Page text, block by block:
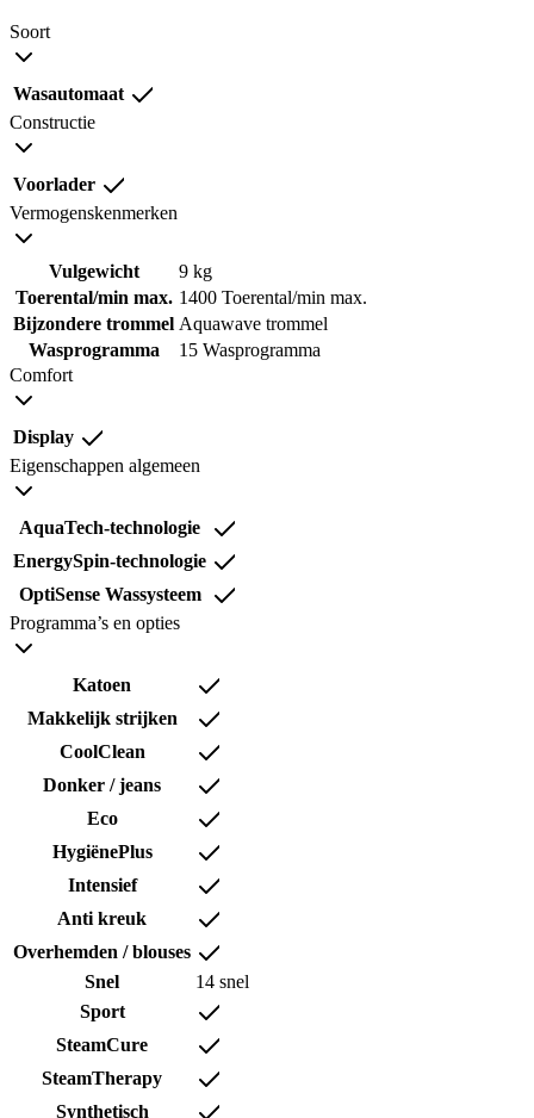
Soort
Wasautomaat
Constructie
Voorlader
Vermogenskenmerken
Vulgewicht
9 kg
Toerental/min max. 1400 Toerental/min max.
Bijzondere trommel Aquawave trommel
Wasprogramma
15 Wasprogramma
Comfort
Display
Eigenschappen algemeen
AquaTech-technologie
EnergySpin-technologie
OptiSense Wassysteem
Programma’s en opties
Katoen
Makkelijk strijken
CoolClean
Donker / jeans
Eco
HygiënePlus
Intensief
Anti kreuk
Overhemden / blouses
Snel
14 snel
Sport
SteamCure
SteamTherapy
Synthetisch